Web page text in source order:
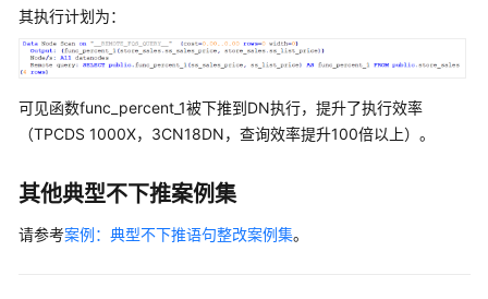
库
GUC
参
DWS
发
术
其执行计划为：
可见函数func_percent_1被下推到DN执行，提升了执行效率
（TPCDS 1000X，3CN18DN，查询效率提升100倍以上）。
其他典型不下推案例集
请参考案例：典型不下推语句整改案例集。